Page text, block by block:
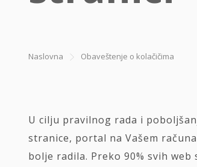
Naslovna Obaveštenje o kolačičima
U cilju pravilnog rada i
stranice, portal na Vašem
bolje radila. Preko 90% svih